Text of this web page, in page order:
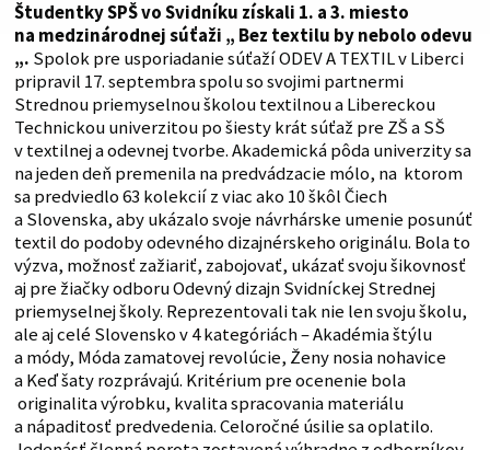
Študentky SPŠ vo Svidníku získali 1. a 3. miesto
na medzinárodnej súťaži „ Bez textilu by nebolo odevu
„. Spolok pre usporiadanie súťaží ODEV A TEXTIL v Liberci
pripravil 17. septembra spolu so svojimi partnermi
Strednou priemyselnou školou textilnou a Libereckou
Technickou univerzitou po šiesty krát súťaž pre ZŠ a SŠ
v textilnej a odevnej tvorbe. Akademická pôda univerzity sa
na jeden deň premenila na predvádzacie mólo, na ktorom
sa predviedlo 63 kolekcií z viac ako 10 škôl Čiech
a Slovenska, aby ukázalo svoje návrhárske umenie posunúť
textil do podoby odevného dizajnérskeho originálu. Bola to
výzva, možnosť zažiariť, zabojovať, ukázať svoju šikovnosť
aj pre žiačky odboru Odevný dizajn Svidníckej Strednej
priemyselnej školy. Reprezentovali tak nie len svoju školu,
ale aj celé Slovensko v 4 kategóriách – Akadémia štýlu
a módy, Móda zamatovej revolúcie, Ženy nosia nohavice
a Keď šaty rozprávajú. Kritérium pre ocenenie bola
originalita výrobku, kvalita spracovania materiálu
a nápaditosť predvedenia. Celoročné úsilie sa oplatilo.